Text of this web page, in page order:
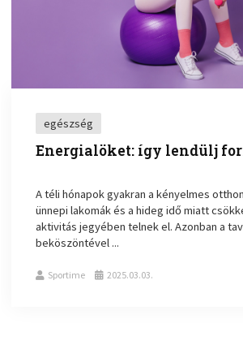
egészség
Energialöket: így lendülj
A téli hónapok gyakran a kényelmes
ünnepi lakomák és a hideg idő miatt
aktivitás jegyében telnek el. Azonban a
beköszöntével ...
Sportime 2025.03.03.